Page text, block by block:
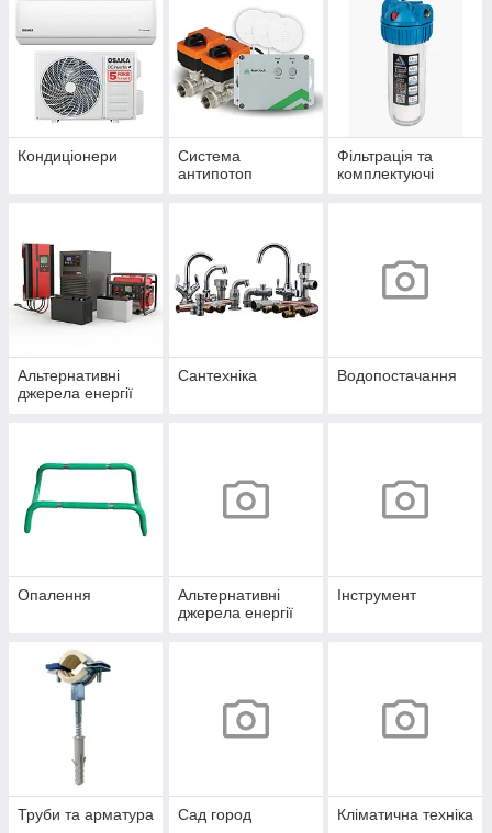
Кондиціонери
Система
антипотоп
Фільтрація та
комплектуючі
Альтернативні
джерела енергії
Сантехніка Водопостачання
Опалення
Альтернативні
джерела енергії
Інструмент
Труби та арматура Сад город Кліматична техніка